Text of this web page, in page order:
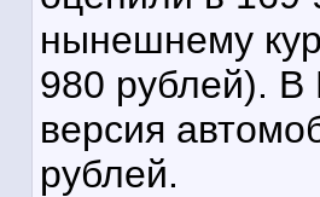
нынешнему
980 рублей). В
версия
рублей.